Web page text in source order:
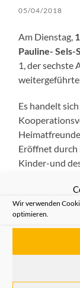
Wir verwenden
optimieren.
05/04/2018
Am Dienstag,
Pauline- Sels-
1, der sechste
Es handelt
Eröffnet
Kinder-und
auch als
besinnliche
Peter Veiser